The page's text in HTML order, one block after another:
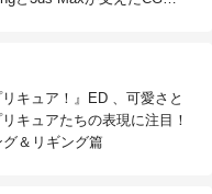
キュア！』ED 、可愛さと
キュアたちの表現に注目！
＆リギング篇